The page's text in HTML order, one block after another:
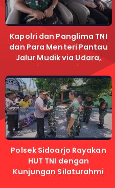
Kapolri dan Panglima TNI
dan Para Menteri Pantau
Jalur Mudik via Udara,
Pastikan Lalu Lintas
Lancar
Polsek Sidoarjo Rayakan
HUT TNI dengan
Kunjungan Silaturahmi